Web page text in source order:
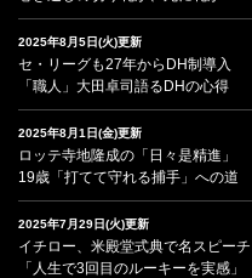
2025年8月5日(火)更新
セ・リーグも27年からDH制導入
「職人」大田卓司語るDHの心得
2025年8月1日(金)更新
ロッテ寺地隆成の「日々是精進」
19歳「打てて守れる捕手」への道
2025年7月29日(火)更新
イチロー、米殿堂式典で名スピーチ
「人生で3回目のルーキーを実感」